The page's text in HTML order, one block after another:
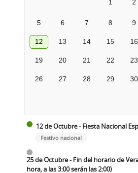
1 2
5 6 7 8 9
12 13 14 15 16
19 20 21 22 23
26 27 28 29 30
12 de Octubre - Fiesta Nacional
Festivo nacional
25 de Octubre - Fin del horario de
hora, a las 3:00 serán las 2:00)